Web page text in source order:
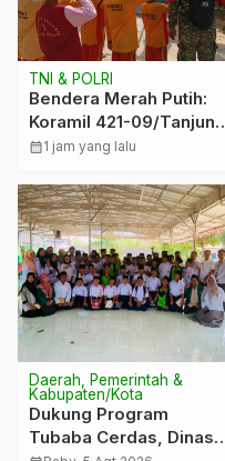
TNI & POLRI
Bendera Merah Putih:
Koramil 421-09/Tanjung
Bintang Ajak Warga
Kobarkan Semangat
HUT ke-81 RI
calendar_month1 jam yang lalu
Daerah, Pemerintah &
Kabupaten/Kota
Dukung Program
Tubaba Cerdas, Dinas